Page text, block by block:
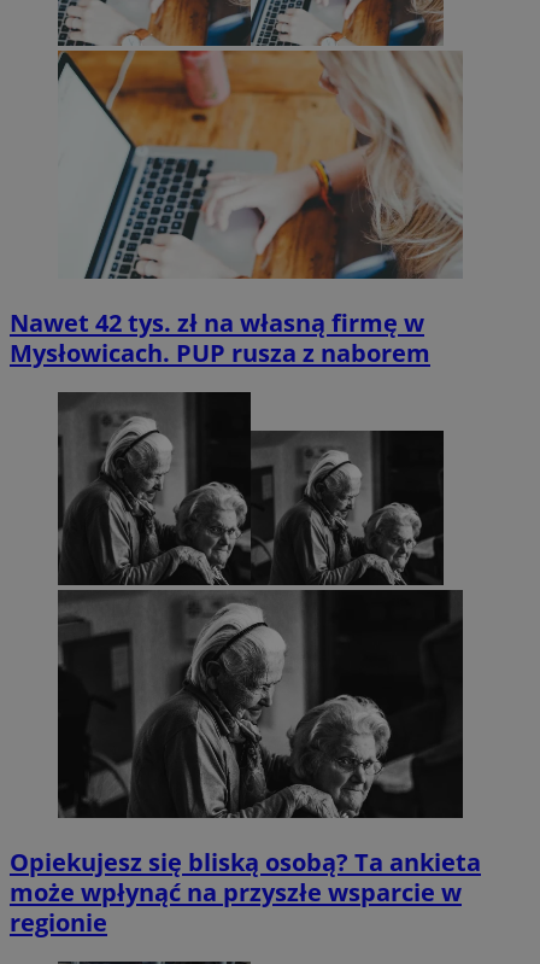
Nawet 42 tys. zł na własną firmę w
Mysłowicach. PUP rusza z naborem
Opiekujesz się bliską osobą? Ta ankieta
może wpłynąć na przyszłe wsparcie w
regionie